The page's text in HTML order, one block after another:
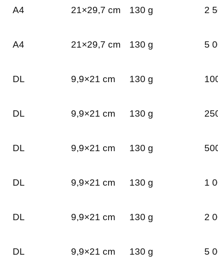
A4 21×29,7 cm 130 g 2
A4 21×29,7 cm 130 g 5
DL 9,9×21 cm 130 g
DL 9,9×21 cm 130 g
DL 9,9×21 cm 130 g
DL 9,9×21 cm 130 g 1
DL 9,9×21 cm 130 g 2
DL 9,9×21 cm 130 g 5